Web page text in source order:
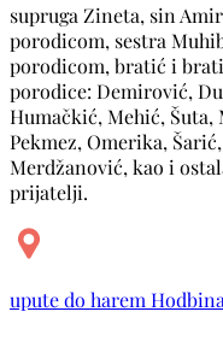
supruga Zineta, sin
porodicom, sestra
porodicom, bratić i
porodice: Demirović,
Humačkić, Mehić, Šuta,
Pekmez, Omerika,
Merdžanović, kao i
prijatelji.
upute do harem